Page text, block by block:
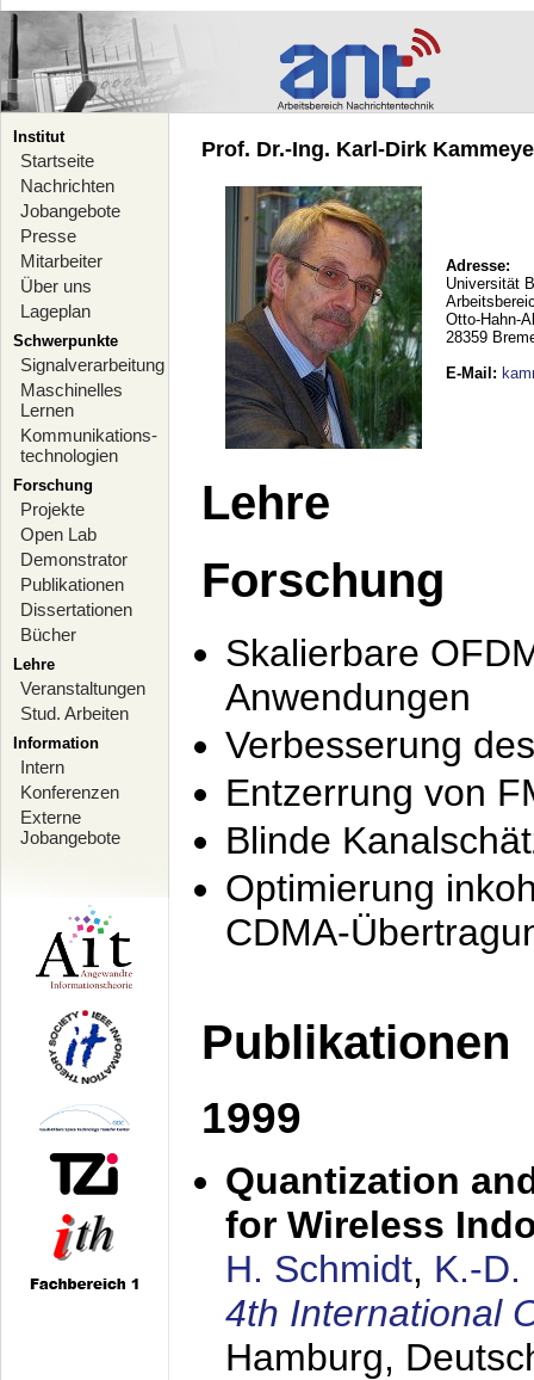
Institut
Startseite
Nachrichten
Jobangebote
Presse
Mitarbeiter
Über uns
Lageplan
Schwerpunkte
Signalverarbeitung
Maschinelles
Lernen
Kommunikations-
technologien
Forschung
Projekte
Open Lab
Demonstrator
Publikationen
Dissertationen
Bücher
Lehre
Veranstaltungen
Stud. Arbeiten
Information
Intern
Konferenzen
Externe
Jobangebote
Prof. Dr.-Ing. Karl-Dirk
Adresse:
Universität
Otto-Hahn-
28359
E-Mail :
Lehre
Forschung
Skalierbare
Anwendungen
Verbesserung
Entzerrung von
Blinde
Optimierung
CDMA-
Publikationen
1999
Quantization
for Wireless
H. Schmidt, K.-D.
4th International
Hamburg,